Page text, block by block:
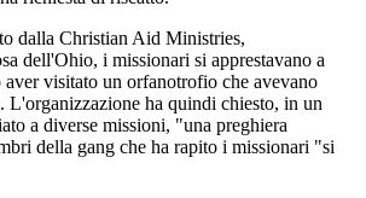
dalla Christian Aid Ministries,
dell'Ohio, i missionari si apprestavano a
aver visitato un orfanotrofio che avevano
L'organizzazione ha quindi chiesto, in un
a diverse missioni, "una preghiera
della gang che ha rapito i missionari "si